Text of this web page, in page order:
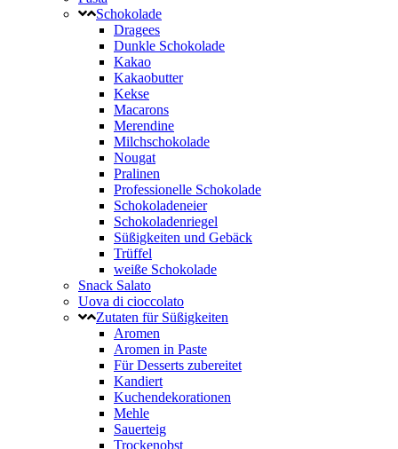
Schokolade
Dragees
Dunkle Schokolade
Kakao
Kakaobutter
Kekse
Macarons
Merendine
Milchschokolade
Nougat
Pralinen
Professionelle Schokolade
Schokoladeneier
Schokoladenriegel
Süßigkeiten und Gebäck
Trüffel
weiße Schokolade
Snack Salato
Uova di cioccolato
Zutaten für Süßigkeiten
Aromen
Aromen in Paste
Für Desserts zubereitet
Kandiert
Kuchendekorationen
Mehle
Sauerteig
Trockenobst